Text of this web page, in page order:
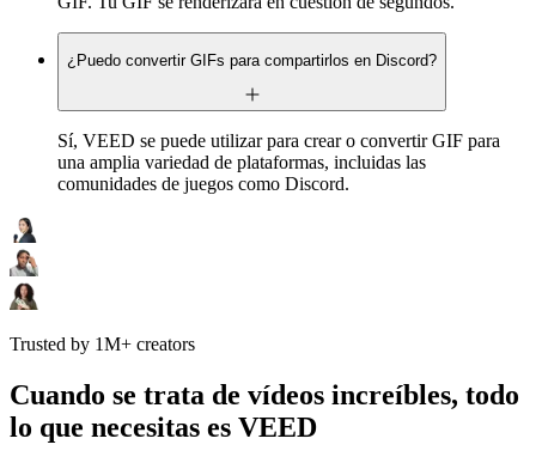
¿Puedo convertir GIFs para compartirlos en Discord?
Sí, VEED se puede utilizar para crear o convertir GIF para
una amplia variedad de plataformas, incluidas las
comunidades de juegos como Discord.
Trusted by 1M+ creators
Cuando se trata de vídeos increíbles, todo
lo que necesitas es VEED